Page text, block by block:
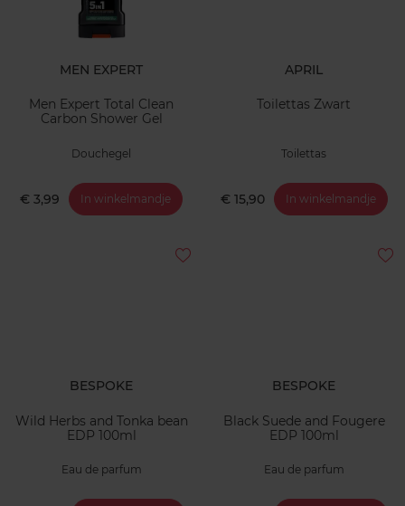
MEN EXPERT
Men Expert Total Clean
Carbon Shower Gel
Douchegel
€ 3,99 In winkelmandje
APRIL
Toilettas Zwart
Toilettas
€ 15,90 In winkelmandje
BESPOKE
Wild Herbs and Tonka bean
EDP 100ml
Eau de parfum
BESPOKE
Black Suede and Fougere
EDP 100ml
Eau de parfum